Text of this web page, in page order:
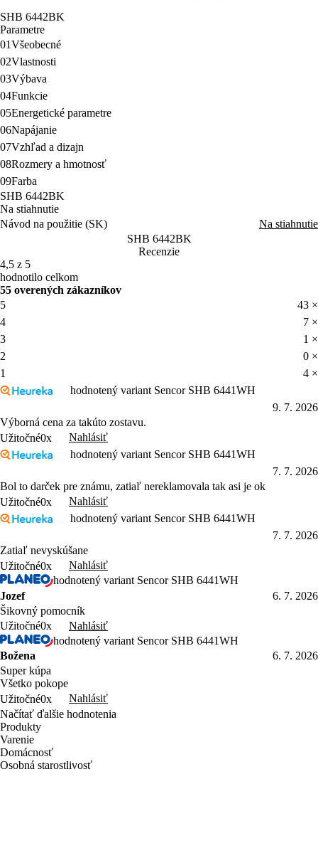
SHB 6442BK
Parametre
01Všeobecné
02Vlastnosti
03Výbava
04Funkcie
05Energetické parametre
06Napájanie
07Vzhľad a dizajn
08Rozmery a hmotnosť
09Farba
SHB 6442BK
Na stiahnutie
Návod na použitie (SK)
Na stiahnutie
SHB 6442BK
Recenzie
4,5 z 5
hodnotilo celkom
55 overených zákazníkov
5
43 ×
4
7 ×
3
1 ×
2
0 ×
1
4 ×
hodnotený variant Sencor SHB 6441WH
9. 7. 2026
Výborná cena za takúto zostavu.
Užitočné0x
Nahlásiť
hodnotený variant Sencor SHB 6441WH
7. 7. 2026
Bol to darček pre známu, zatiaľ nereklamovala tak asi je ok
Užitočné0x
Nahlásiť
hodnotený variant Sencor SHB 6441WH
7. 7. 2026
Zatiaľ nevyskúšane
Užitočné0x
Nahlásiť
hodnotený variant Sencor SHB 6441WH
Jozef
6. 7. 2026
Šikovný pomocník
Užitočné0x
Nahlásiť
hodnotený variant Sencor SHB 6441WH
Božena
6. 7. 2026
Super kúpa
Všetko pokope
Užitočné0x
Nahlásiť
Načítať ďalšie hodnotenia
Produkty
Varenie
Domácnosť
Osobná starostlivosť